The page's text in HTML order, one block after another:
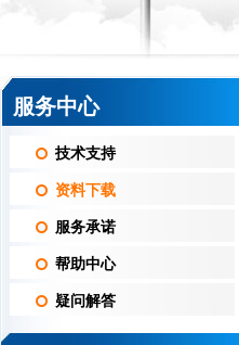
服务中心
技术支持
资料下载
服务承诺
帮助中心
疑问解答